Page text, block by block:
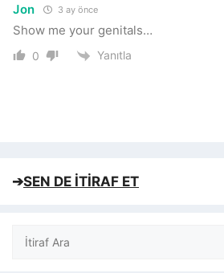
Jon 3 ay önce
Show me your genitals…
0 Yanıtla
➔SEN DE İTİRAF ET
Ara